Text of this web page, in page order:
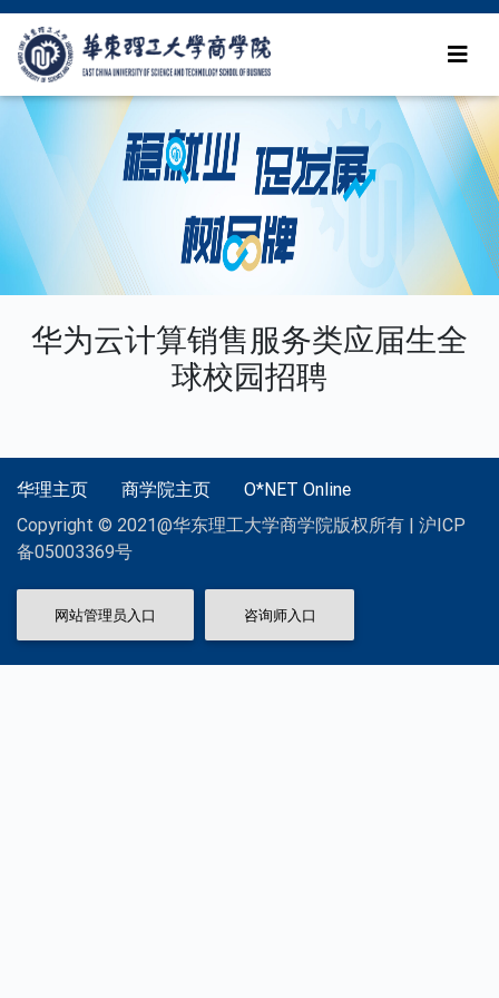
华为云计算销售服务类应届生全
球校园招聘
华理主页 商学院主页
O*NET Online
Copyright © 2021@华东理工大学商学院版权所有 | 沪ICP
备05003369号
网站管理员入口 咨询师入口